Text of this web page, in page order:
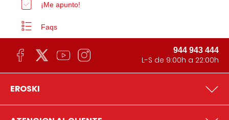
¡Me apunto!
Faqs
944 943 444
L-S de 9:00h a 22:00h
EROSKI